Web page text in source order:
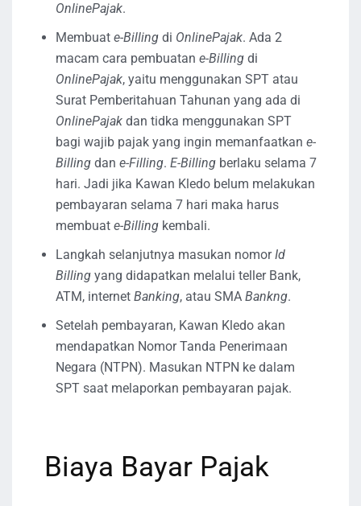
OnlinePajak.
Membuat e-Billing di OnlinePajak. Ada 2
macam cara pembuatan e-Billing di
OnlinePajak, yaitu menggunakan SPT atau
Surat Pemberitahuan Tahunan yang ada di
OnlinePajak dan tidka menggunakan SPT
bagi wajib pajak yang ingin memanfaatkan e-
Billing dan e-Filling. E-Billing berlaku selama 7
hari. Jadi jika Kawan Kledo belum melakukan
pembayaran selama 7 hari maka harus
membuat e-Billing kembali.
Langkah selanjutnya masukan nomorId
Billing yang didapatkan melalui teller Bank,
ATM, internet Banking, atau SMA Bankng.
Setelah pembayaran, Kawan Kledo akan
mendapatkan Nomor Tanda Penerimaan
Negara (NTPN). Masukan NTPN ke dalam
SPT saat melaporkan pembayaran pajak.
Biaya Bayar Pajak